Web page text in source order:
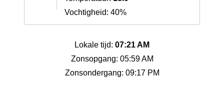
Vochtigheid: 40%
Lokale tijd: 07:21 AM
Zonsopgang: 05:59 AM
Zonsondergang: 09:17 PM